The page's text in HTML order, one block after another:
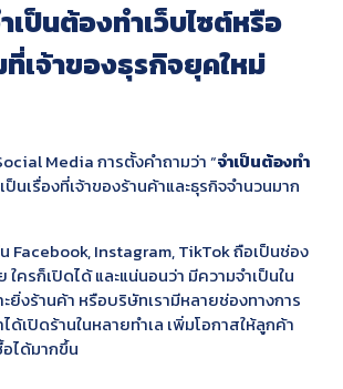
เป็นต้องทำเว็บไซต์หรือ
ที่เจ้าของธุรกิจยุคใหม่
Media การตั้งคำถามว่า “จำเป็นต้องทำ
ป็นเรื่องที่เจ้าของร้านค้าและธุรกิจจำนวนมาก
Facebook, Instagram, TikTok ถือเป็นช่อง
ใครก็เปิดได้ และแน่นอนว่า มีความจำเป็นใน
ยิ่งร้านค้า หรือบริษัทเรามีหลายช่องทางการ
ด้เปิดร้านในหลายทำเล เพิ่มโอกาสให้ลูกค้า
ได้มากขึ้น